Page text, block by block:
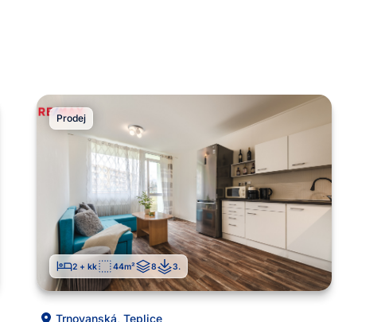
Prodej
2 + kk 44m² 8 3.
Trnovanská, Teplice